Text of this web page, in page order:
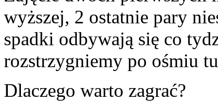
wyższej, 2 ostatnie pary
spadki odbywają się co
rozstrzygniemy po ośmiu
Dlaczego warto zagrać?